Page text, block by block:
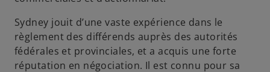
Sydney jouit d’une vaste expérience dans le
règlement des différends auprès des autorités
fédérales et provinciales, et a acquis une forte
réputation en négociation. Il est connu pour sa